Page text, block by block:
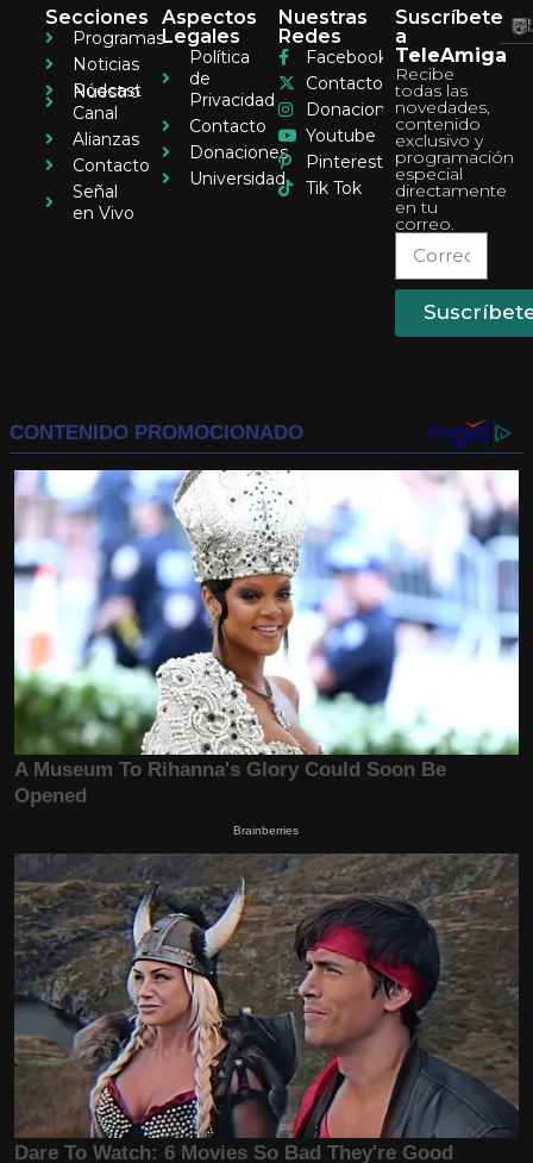
Secciones
Programas
Noticias
Pódcast
Nuestro
Canal
Alianzas
Contacto
Señal
en Vivo
Aspectos
Legales
Política
de
Privacidad
Contacto
Donaciones
Universidad
Nuestras
Redes
Facebook
Contacto
Donaciones
Youtube
Pinterest
Tik Tok
Suscríbete
a
TeleAmiga
Recibe
todas las
novedades,
contenido
exclusivo y
programación
especial
directamente
en tu
correo.